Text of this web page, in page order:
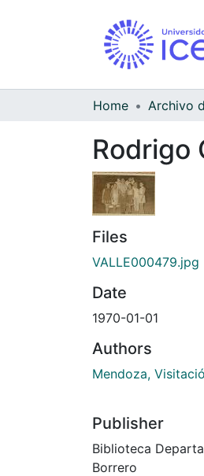
Home
Rodrigo
Files
VALLE000479.jpg
Date
1970-01-01
Authors
Mendoza,
Publisher
Biblioteca
Borrero